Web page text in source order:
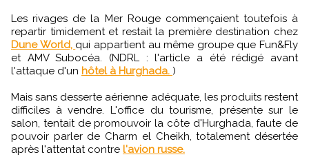
Les rivages de la Mer Rouge commençaient toutefois à
repartir timidement et restait la première destination chez
Dune World, qui appartient au même groupe que Fun&Fly
et AMV Subocéa. (NDRL : l'article a été rédigé avant
l'attaque d'un hôtel à Hurghada. )
Mais sans desserte aérienne adéquate, les produits restent
difficiles à vendre. L'office du tourisme, présente sur le
salon, tentait de promouvoir la côte d'Hurghada, faute de
pouvoir parler de Charm el Cheikh, totalement désertée
après l'attentat contre l'avion russe.